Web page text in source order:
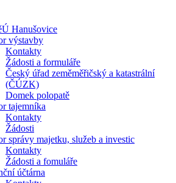
Hanušovice
výstavby
Kontakty
Žádosti a formuláře
Český úřad zeměměřičský a katastrální
(ČÚZK)
Domek polopatě
tajemníka
Kontakty
Žádosti
správy majetku, služeb a investic
Kontakty
Žádosti a fomuláře
účtárna